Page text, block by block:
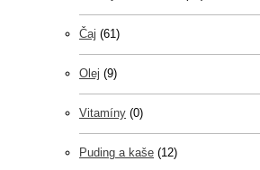
Čaj (61)
Olej (9)
Vitamíny (0)
Puding a kaše (12)